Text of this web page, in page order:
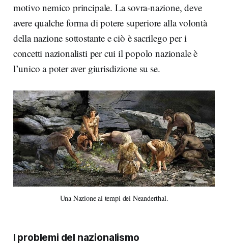
motivo nemico principale. La sovra-nazione, deve
avere qualche forma di potere superiore alla volontà
della nazione sottostante e ciò è sacrilego per i
concetti nazionalisti per cui il popolo nazionale è
l’unico a poter aver giurisdizione su se.
Una Nazione ai tempi dei Neanderthal.
I problemi del nazionalismo